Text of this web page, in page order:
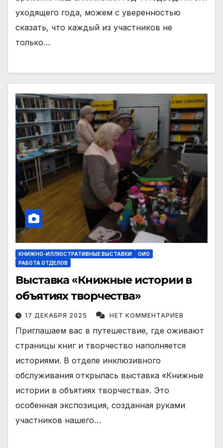
уходящего года, можем с уверенностью
сказать, что каждый из участников не
только…
КНИЖНО-ИЛЛЮСТРАТИВНЫЕ ВЫСТАВКИ
ОИО
РАБОТА ОТДЕЛОВ
Выставка «Книжные истории в
объятиях творчества»
17 ДЕКАБРЯ 2025 НЕТ КОММЕНТАРИЕВ
Приглашаем вас в путешествие, где оживают
страницы книг и творчество наполняется
историями. В отделе инклюзивного
обслуживания открылась выставка «Книжные
истории в объятиях творчества». Это
особенная экспозиция, созданная руками
участников нашего…